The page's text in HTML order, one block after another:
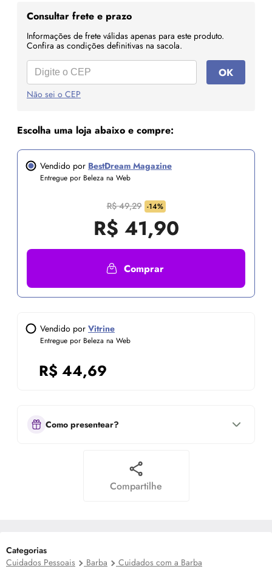
Consultar frete e prazo
Informações de frete válidas apenas para este produto.
Confira as condições definitivas na sacola.
OK
Não sei o CEP
Escolha uma loja abaixo e compre:
Vendido por BestDream Magazine
Entregue por Beleza na Web
R$ 49,29 -14%
R$ 41,90
Comprar
Vendido por Vitrine
Entregue por Beleza na Web
R$ 44,69
Como presentear?
Compartilhe
Categorias
Cuidados Pessoais
Barba
Cuidados com a Barba